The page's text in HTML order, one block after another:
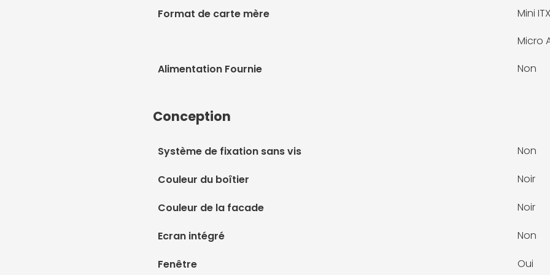
Format de carte mère
Mini ITX
Micro
Alimentation Fournie
Non
Conception
Système de fixation sans vis Non
Couleur du boîtier Noir
Couleur de la facade Noir
Ecran intégré Non
Fenêtre Oui